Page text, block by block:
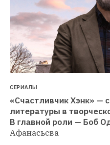
СЕРИАЛЫ
«Счастливчик Хэнк» —
литературы в
В главной роли — Боб
Афанасьева